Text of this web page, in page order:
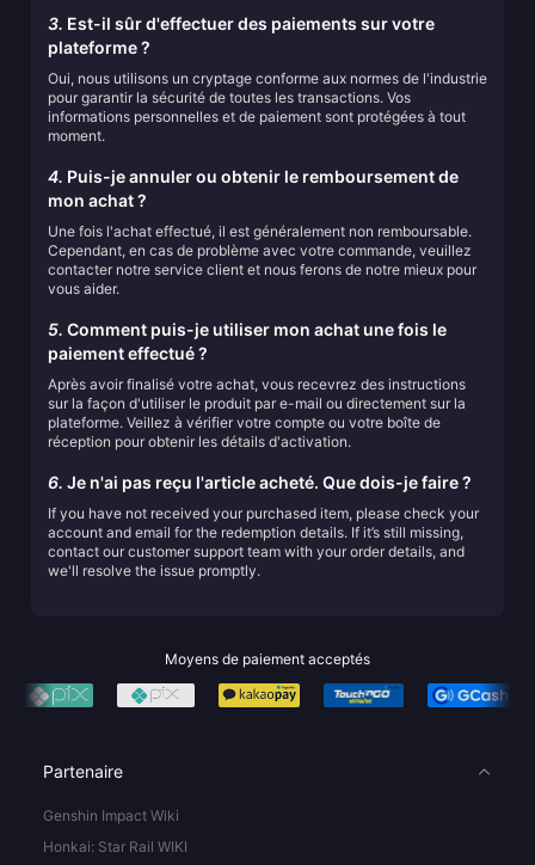
3. Est-il sûr d'effectuer des paiements sur votre
plateforme ?
Oui, nous utilisons un cryptage conforme aux normes de l'industrie
pour garantir la sécurité de toutes les transactions. Vos
informations personnelles et de paiement sont protégées à tout
moment.
4. Puis-je annuler ou obtenir le remboursement de
mon achat ?
Une fois l'achat effectué, il est généralement non remboursable.
Cependant, en cas de problème avec votre commande, veuillez
contacter notre service client et nous ferons de notre mieux pour
vous aider.
5. Comment puis-je utiliser mon achat une fois le
paiement effectué ?
Après avoir finalisé votre achat, vous recevrez des instructions
sur la façon d'utiliser le produit par e-mail ou directement sur la
plateforme. Veillez à vérifier votre compte ou votre boîte de
réception pour obtenir les détails d'activation.
6. Je n'ai pas reçu l'article acheté. Que dois-je faire ?
If you have not received your purchased item, please check your
account and email for the redemption details. If it’s still missing,
contact our customer support team with your order details, and
we'll resolve the issue promptly.
Moyens de paiement acceptés
Partenaire
Genshin Impact Wiki
Honkai: Star Rail WIKI